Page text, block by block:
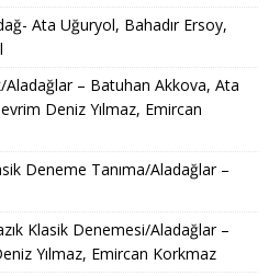
Ata Uğuryol, Bahadır Ersoy,
Aladağlar – Batuhan Akkova, Ata
Deniz Yılmaz, Emircan
Deneme Tanıma/Aladağlar –
Klasik Denemesi/Aladağlar –
Yılmaz, Emircan Korkmaz